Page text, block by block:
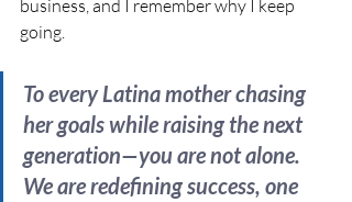
business, and I remember why I keep
going.
To every Latina mother chasing
her goals while raising the next
generation—you are not alone.
We are redefining success, one